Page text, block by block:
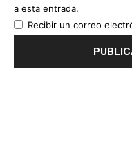
a esta entrada.
Recibir un correo